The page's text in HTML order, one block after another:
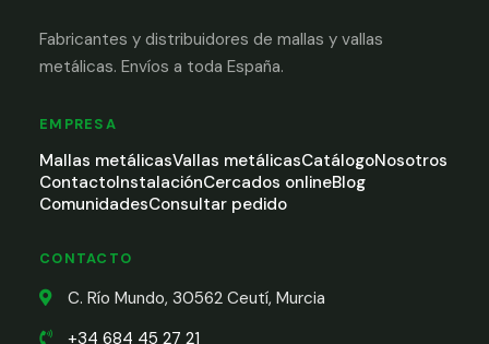
Fabricantes y distribuidores de mallas y vallas
metálicas. Envíos a toda España.
EMPRESA
Mallas metálicasVallas metálicasCatálogoNosotros
ContactoInstalaciónCercados onlineBlog
ComunidadesConsultar pedido
CONTACTO
C. Río Mundo, 30562 Ceutí, Murcia
+34 684 45 27 21